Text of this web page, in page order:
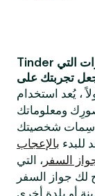
Tinder مليء بميزات مُمتعة. إليك بعض الميزات التي
ومعلوماتك
للبدء بالإعجاب
السفر ، التي
لك جواز السفر